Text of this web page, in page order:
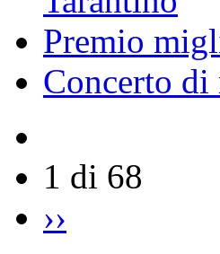
Premio
Concerto di
1 di 68
››